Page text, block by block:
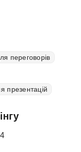
переговорів
презентацій